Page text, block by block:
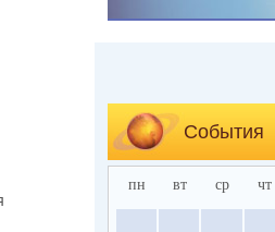
События
пн вт ср чт